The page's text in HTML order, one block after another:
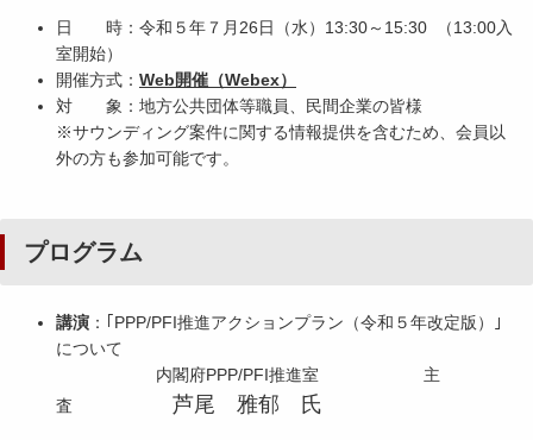
日 時：令和５年７月26日（水）13:30～15:30 （13:00入
室開始）
開催方式： Web開催（Webex）
対 象：地方公共団体等職員、民間企業の皆様
※サウンディング案件に関する情報提供を含むため、会員以
外の方も参加可能です。
プログラム
講演 ：｢PPP/PFI推進アクションプラン（令和５年改定版）｣
について
内閣府PPP/PFI推進室 主
査 芦尾 雅郁 氏